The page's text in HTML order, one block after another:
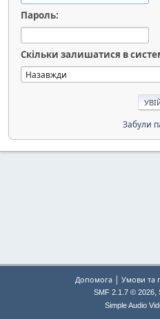
Пароль:
Скільки залишатися в
Забули
Допомога | Умови та
SMF 2.1.7 © 2026,
Simple Audio